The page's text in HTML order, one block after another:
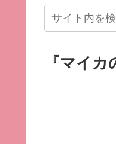
『マイ